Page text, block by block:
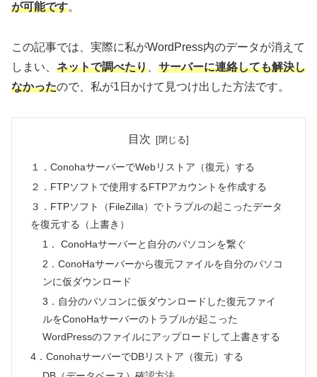
が可能です。
この記事では、実際に私がWordPress内のデータが消えて
しまい、 ネットで調べたり
サーバーに連絡しても解決し
なかったので、私が1日かけて見つけ出した方法です。
目次
１．ConohaサーバーでWebリストア（復元）する
２．FTPソフトで使用するFTPアカウントを作成する
３．FTPソフト（FileZilla）でトラブルの起こったデータ
を復元する（上書き）
1． ConoHaサーバーと自分のパソコンを繋ぐ
2．ConoHaサーバーから復元ファイルを自分のパソコ
ンに仮ダウンロード
3．自分のパソコンに仮ダウンロードした復元ファイ
ルをConoHaサーバーのトラブルが起こった
WordPressのファイルにアップロードして上書きする
4．ConohaサーバーでDBリストア（復元）する